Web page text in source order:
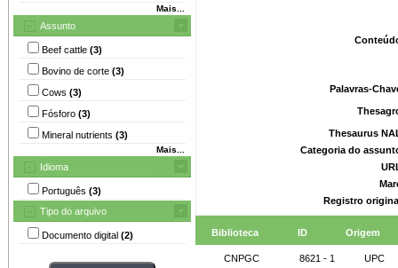
Mais...
Assunto
Beef cattle (3)
Bovino de corte (3)
Cows (3)
Fósforo (3)
Mineral nutrients (3)
Mais...
Idioma
Português (3)
Tipo do arquivo
Documento digital (2)
Palavras-
Thesaurus
Categoria do
Registro
Biblioteca ID Origem
CNPGC 8621 - 1 UPC